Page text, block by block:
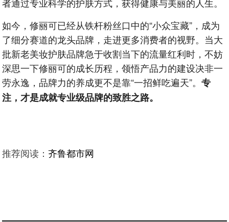
如今，修丽可已经从铁杆粉丝口中的“小众宝藏”，成为
了细分赛道的龙头品牌，走进更多消费者的视野。当大
批新老美妆护肤品牌急于收割当下的流量红利时，不妨
深思一下修丽可的成长历程，领悟产品力的建设决非一
劳永逸，品牌力的养成更不是靠“一招鲜吃遍天”。专
注，才是成就专业级品牌的致胜之路。
推荐阅读：齐鲁都市网